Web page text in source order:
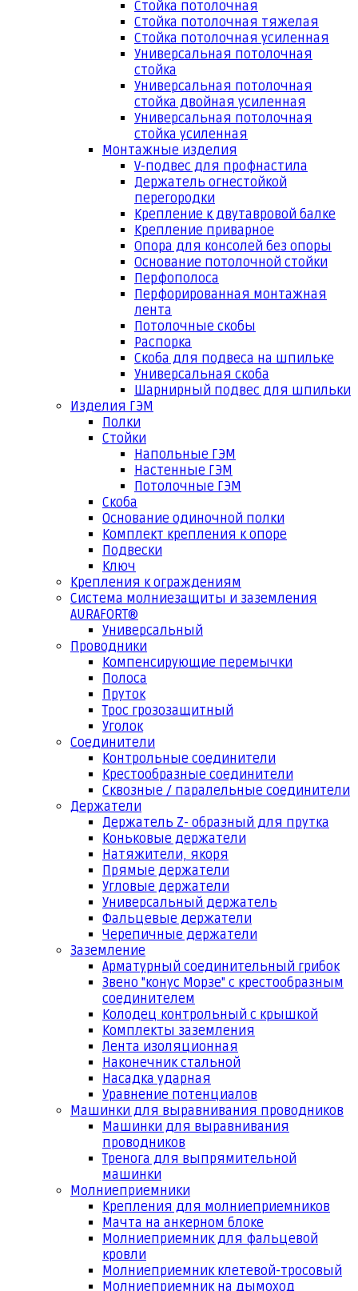
Стойка потолочная
Стойка потолочная тяжелая
Стойка потолочная усиленная
Универсальная потолочная
стойка
Универсальная потолочная
стойка двойная усиленная
Универсальная потолочная
стойка усиленная
Монтажные изделия
V-подвес для профнастила
Держатель огнестойкой
перегородки
Крепление к двутавровой балке
Крепление приварное
Опора для консолей без опоры
Основание потолочной стойки
Перфополоса
Перфорированная монтажная
лента
Потолочные скобы
Распорка
Скоба для подвеса на шпильке
Универсальная скоба
Шарнирный подвес для шпильки
Изделия ГЭМ
Полки
Стойки
Напольные ГЭМ
Настенные ГЭМ
Потолочные ГЭМ
Скоба
Основание одиночной полки
Комплект крепления к опоре
Подвески
Ключ
Крепления к ограждениям
Система молниезащиты и заземления
AURAFORT®
Универсальный
Проводники
Компенсирующие перемычки
Полоса
Пруток
Трос грозозащитный
Уголок
Соединители
Контрольные соединители
Крестообразные соединители
Сквозные / паралельные соединители
Держатели
Держатель Z- образный для прутка
Коньковые держатели
Натяжители, якоря
Прямые держатели
Угловые держатели
Универсальный держатель
Фальцевые держатели
Черепичные держатели
Заземление
Арматурный соединительный грибок
Звено "конус Морзе" с крестообразным
соединителем
Колодец контрольный с крышкой
Комплекты заземления
Лента изоляционная
Наконечник стальной
Насадка ударная
Уравнение потенциалов
Машинки для выравнивания проводников
Машинки для выравнивания
проводников
Тренога для выпрямительной
машинки
Молниеприемники
Крепления для молниеприемников
Мачта на анкерном блоке
Молниеприемник для фальцевой
кровли
Молниеприемник клетевой-тросовый
Молниеприемник на дымоход